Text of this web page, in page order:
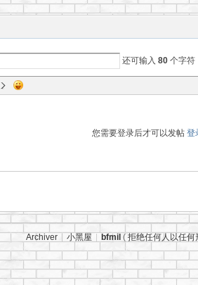
还可输入 80个字符
您需要登录后才可以发帖 登
Archiver 小黑屋 bfmil (拒绝任何人以任